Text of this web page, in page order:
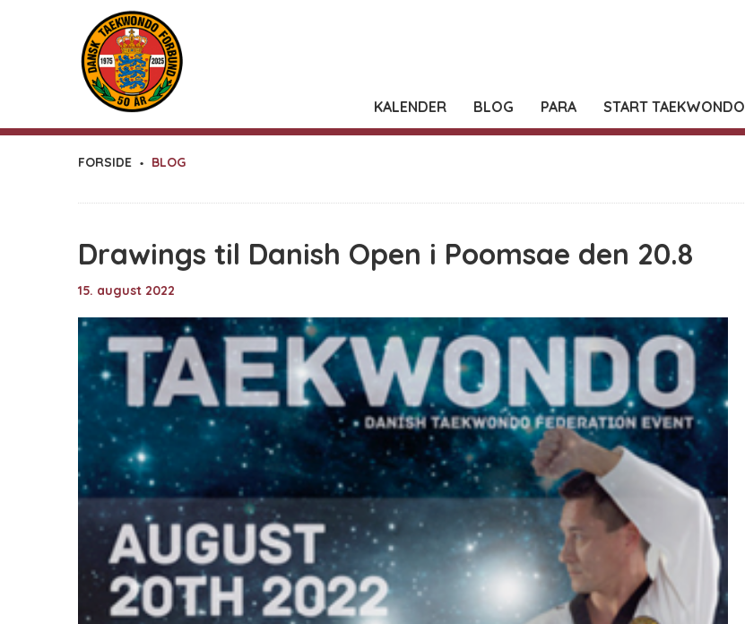
KALENDER BLOG PARA START TAEKWONDO
FORSIDE BLOG
Drawings til Danish Open i Poomsae den 20.8
15. august 2022